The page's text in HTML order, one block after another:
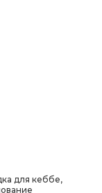
для кеббе,